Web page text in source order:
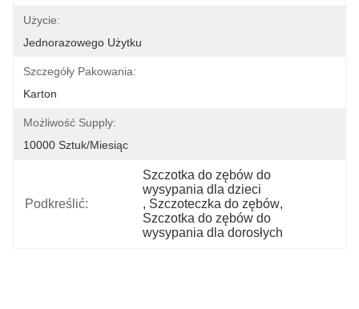
Użycie:
Jednorazowego Użytku
Szczegóły Pakowania:
Karton
Możliwość Supply:
10000 Sztuk/miesiąc
Podkreślić:
Szczotka do zębów do
wysypania dla dzieci
, Szczoteczka do zębów,
Szczotka do zębów do
wysypania dla dorosłych